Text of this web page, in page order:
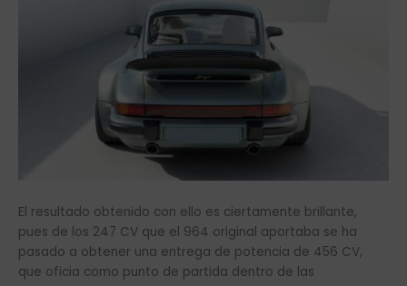
El resultado obtenido con ello es ciertamente brillante,
pues de los 247 CV que el 964 original aportaba se ha
pasado a obtener una entrega de potencia de 456 CV,
que oficia como punto de partida dentro de las